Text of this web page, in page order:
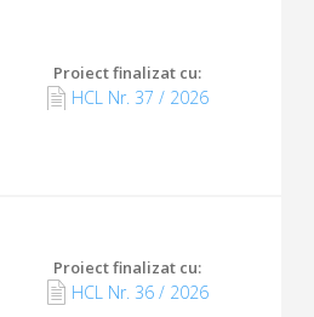
Proiect finalizat cu:
HCL Nr. 37 / 2026
Proiect finalizat cu:
HCL Nr. 36/ 2026